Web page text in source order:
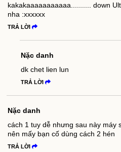
kakakaaaaaaaaaaa.......... down
nha :xxxxxx
TRẢ LỜI
Nặc danh
dk chet lien lun
TRẢ LỜI
Nặc danh
cách 1 tuy dễ nhưng sau này máy
nên mấy bạn cố dùng cách 2 hén
TRẢ LỜI